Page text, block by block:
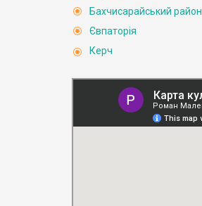
Бахчисарайський район
Євпаторія
Керч